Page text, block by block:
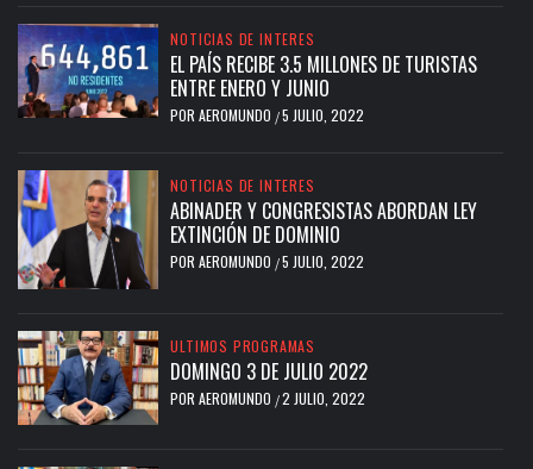
NOTICIAS DE INTERES
EL PAÍS RECIBE 3.5 MILLONES DE TURISTAS
ENTRE ENERO Y JUNIO
POR AEROMUNDO /5 JULIO, 2022
NOTICIAS DE INTERES
ABINADER Y CONGRESISTAS ABORDAN LEY
EXTINCIÓN DE DOMINIO
POR AEROMUNDO /5 JULIO, 2022
ULTIMOS PROGRAMAS
DOMINGO 3 DE JULIO 2022
POR AEROMUNDO /2 JULIO, 2022